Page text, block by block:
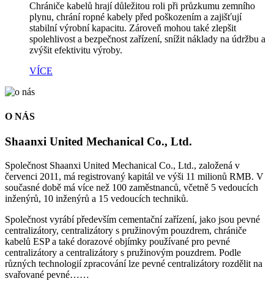
Chrániče kabelů hrají důležitou roli při průzkumu zemního
plynu, chrání ropné kabely před poškozením a zajišťují
stabilní výrobní kapacitu. Zároveň mohou také zlepšit
spolehlivost a bezpečnost zařízení, snížit náklady na údržbu a
zvýšit efektivitu výroby.
VÍCE
O NÁS
Shaanxi United Mechanical Co., Ltd.
Společnost Shaanxi United Mechanical Co., Ltd., založená v
červenci 2011, má registrovaný kapitál ve výši 11 milionů RMB. V
současné době má více než 100 zaměstnanců, včetně 5 vedoucích
inženýrů, 10 inženýrů a 15 vedoucích techniků.
Společnost vyrábí především cementační zařízení, jako jsou pevné
centralizátory, centralizátory s pružinovým pouzdrem, chrániče
kabelů ESP a také dorazové objímky používané pro pevné
centralizátory a centralizátory s pružinovým pouzdrem. Podle
různých technologií zpracování lze pevné centralizátory rozdělit na
svařované pevné……